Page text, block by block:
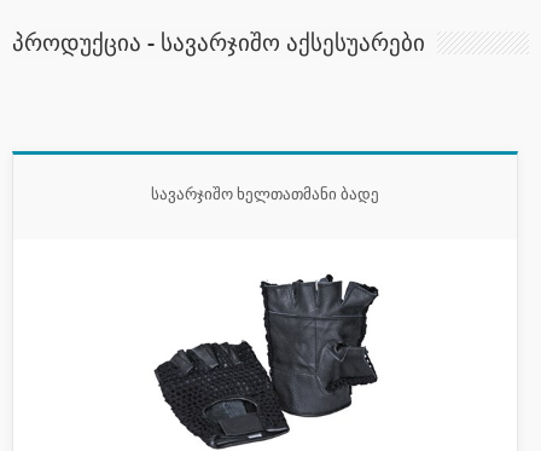
ᲞᲠᲝᲓᲣᲥᲪᲘᲐ - ᲡᲐᲕᲐᲠᲯᲘᲨᲝ ᲐᲥᲡᲔᲡᲣᲐᲠᲔᲑᲘ
სავარჯიშო ხელთათმანი ბადე